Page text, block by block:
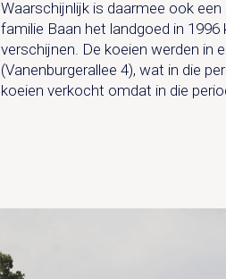
Waarschijnlijk is daarmee ook
familie Baan het landgoed in
verschijnen. De koeien werden in
(Vanenburgerallee 4), wat in die
koeien verkocht omdat in die